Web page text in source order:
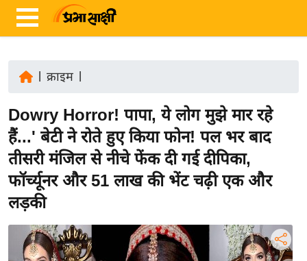
ज़ा
ख
ब
र
रा
ष्ट्री
अं
क्राइम
Dowry Horror! पापा, ये लोग मुझे मार रहे
हैं...' बेटी ने रोते हुए किया फोन! पल भर बाद
तीसरी मंजिल से नीचे फेंक दी गई दीपिका,
फॉर्च्यूनर और 51 लाख की भेंट चढ़ी एक और
लड़की